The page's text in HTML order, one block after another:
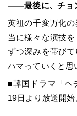
――最後に、チョ
英祖の千変万化
当に様々な演技
ずつ深みを帯び
ハマっていくと思
■韓国ドラマ「ヘ
19 日より放送開始